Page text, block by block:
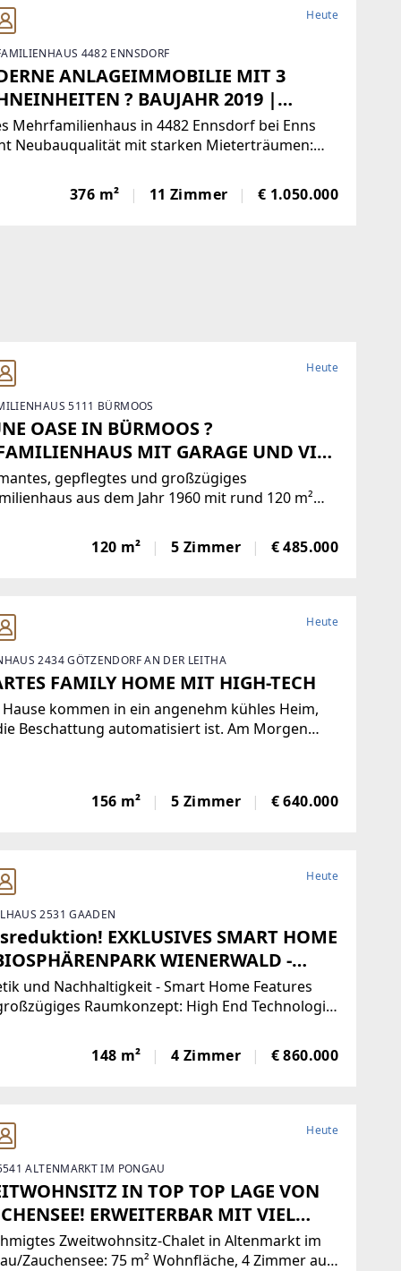
Heute
4482 ENNSDORF
ANLAGEIMMOBILIE MIT 3
? BAUJAHR 2019 |
| LUFTWÄRMEPUMPE |
RENDITEPOTENZIAL
Mehrfamilienhaus in 4482 Ennsdorf bei Enns
Neubauqualität mit starken Mieterträumen:
für flexible Nutzung und
Luftwärmepumpe und Photovoltaik
376 m² 11 Zimmer € 1.050.000
Heute
5111 BÜRMOOS
OASE IN BÜRMOOS ?
MIT GARAGE UND VIEL
gepflegtes und großzügiges
aus dem Jahr 1960 mit rund 120 m²
Grundstück. Die durchdachte
die hellen Wohnbereiche und das
120 m² 5 Zimmer € 485.000
Heute
2434 GÖTZENDORF AN DER LEITHA
FAMILY HOME MIT HIGH-TECH
Hause kommen in ein angenehm kühles Heim,
Beschattung automatisiert ist. Am Morgen
156 m² 5 Zimmer € 640.000
Heute
2531 GAADEN
EXKLUSIVES SMART HOME
WIENERWALD -
und Nachhaltigkeit - Smart Home Features
Raumkonzept: High End Technologie
Steuerung, ein Beleuchtungskonzept mit
Anteil an Tageslicht. Der weitläufige Wohn-
148 m² 4 Zimmer € 860.000
Heute
ALTENMARKT IM PONGAU
IN TOP TOP LAGE VON
ERWEITERBAR MIT VIEL
Zweitwohnsitz-Chalet in Altenmarkt im
Zauchensee: 75 m² Wohnfläche, 4 Zimmer auf